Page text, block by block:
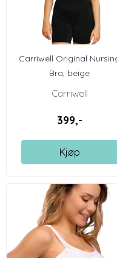
Carriwell Original
Bra, beige
Carriwell
399,-
Kjøp